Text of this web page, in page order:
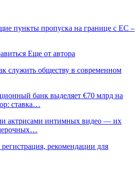
пункты пропуска на границе с ЕС –
Еще от автора
служить обществу в современном
банк выделяет €70 млрд на
ставка…
актрисами интимных видео — их
рекомендации для